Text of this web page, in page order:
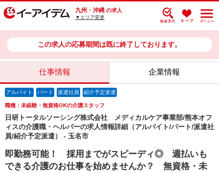
九州・沖縄 の求人
▼エリア変更
この求人の応募期間は既に終了しております。
仕事情報 企業情報
アルバイト パート 派遣社員 紹介予定派遣
職種：未経験・無資格OKの介護スタッフ
日研トータルソーシング株式会社 メディカルケア事業部/熊本オフ
ィスの介護職・ヘルパーの求人情報詳細（アルバイト/パート/派遣社
員/紹介予定派遣） - 玉名市
即勤務可能！ 採用までがスピーディ◎ 週払いも
できる介護のお仕事を始めませんか？ 無資格・未